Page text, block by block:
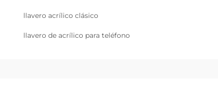
llavero acrílico clásico
llavero de acrílico para teléfono